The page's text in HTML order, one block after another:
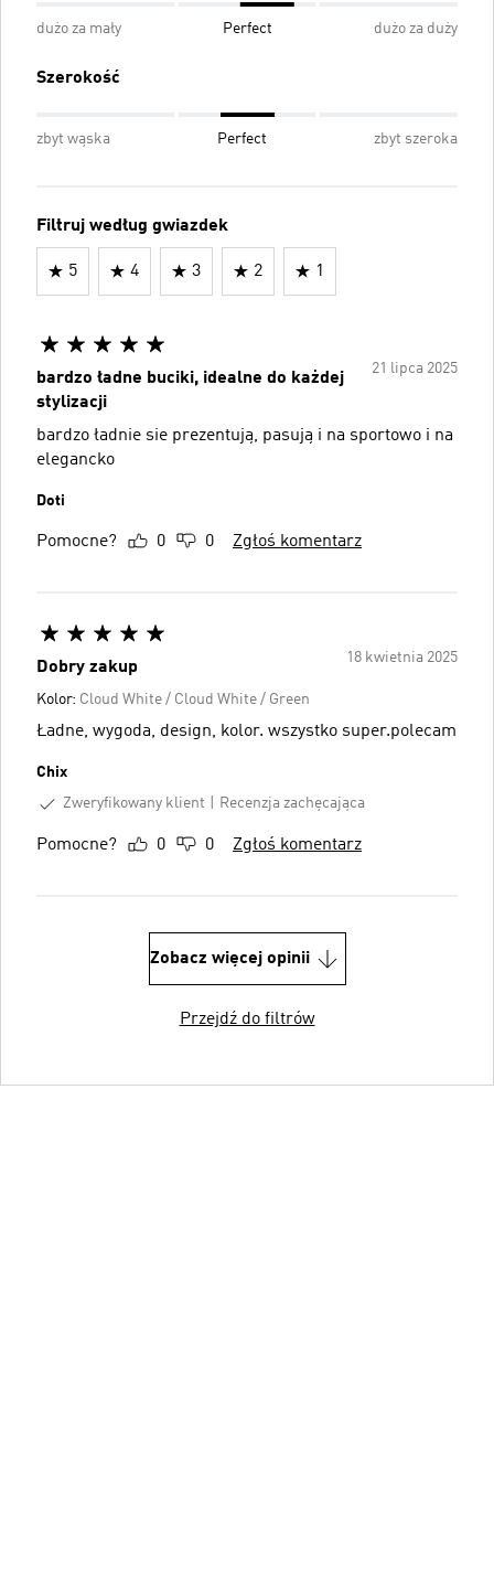
dużo za mały Perfect dużo za duży
Szerokość
zbyt wąska Perfect zbyt szeroka
Filtruj według gwiazdek
5 4 3 2 1
21 lipca 2025
bardzo ładne buciki, idealne do każdej
stylizacji
bardzo ładnie sie prezentują, pasują i na sportowo i na
elegancko
Doti
Pomocne? 0 0 Zgłoś komentarz
18 kwietnia 2025
Dobry zakup
Kolor: Cloud White / Cloud White / Green
Ładne, wygoda, design, kolor. wszystko super.polecam
Chix
Zweryfikowany klient
Recenzja zachęcająca
Pomocne? 0 0 Zgłoś komentarz
Zobacz więcej opinii
Przejdź do filtrów